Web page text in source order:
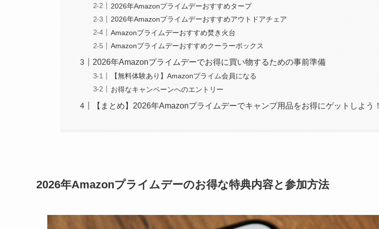
2026年Amazonプライムデーおすすめタープ
2026年Amazonプライムデーおすすめアウトドアチェア
Amazonプライムデーおすすめ焚き火台
Amazonプライムデーおすすめクーラーボックス
2026年Amazonプライムデーでお得に買い物するための事前準備
【無料体験あり】Amazonプライム会員になる
お得なキャンペーンへのエントリー
【まとめ】2026年Amazonプライムデーでキャンプ用品をお得にゲットしよう！
2026年Amazonプライムデーのお得な特典内容と参加方法